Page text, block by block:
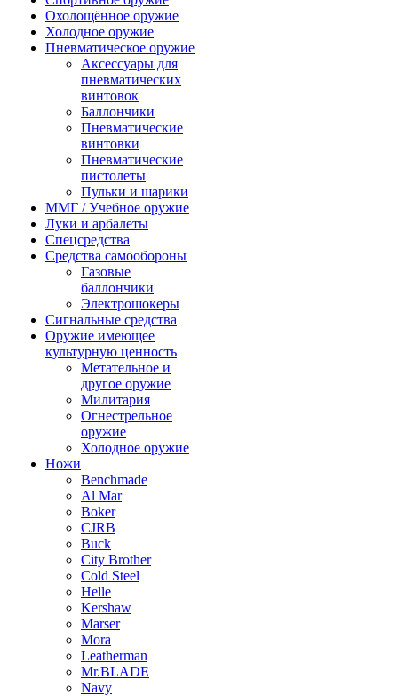
Охолощённое оружие
Холодное оружие
Пневматическое оружие
Аксессуары для
пневматических
винтовок
Баллончики
Пневматические
винтовки
Пневматические
пистолеты
Пульки и шарики
ММГ / Учебное оружие
Луки и арбалеты
Спецсредства
Средства самообороны
Газовые
баллончики
Электрошокеры
Сигнальные средства
Оружие имеющее
культурную ценность
Метательное и
другое оружие
Милитария
Огнестрельное
оружие
Холодное оружие
Ножи
Benchmade
Al Mar
Boker
CJRB
Buck
City Brother
Cold Steel
Helle
Kershaw
Marser
Mora
Leatherman
Mr.BLADE
Navy